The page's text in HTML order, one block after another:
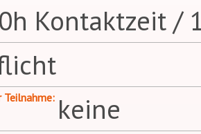
Kontaktzeit /
Teilnahme keine